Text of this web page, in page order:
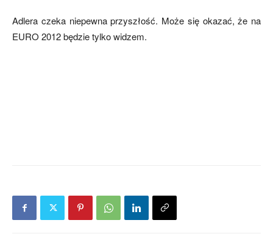
Adlera czeka niepewna przyszłość. Może się okazać, że na
EURO 2012 będzie tylko widzem.